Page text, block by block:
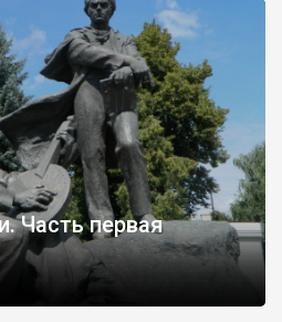
Часть первая